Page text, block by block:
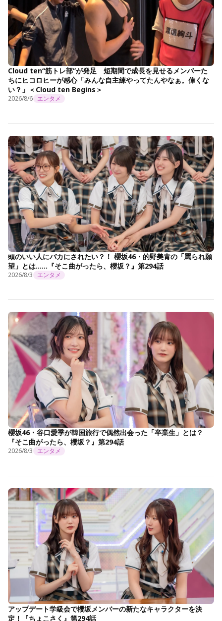
Cloud ten“筋トレ部”が発足 短期間で成長を見せるメンバーた
ちにヒコロヒーが感心「みんな自主練やってたんやなぁ。偉くな
い？」＜Cloud ten Begins＞
2026/8/6 エンタメ
頭のいい人にバカにされたい？！ 櫻坂46・的野美青の「罵られ願
望」とは……『そこ曲がったら、櫻坂？』第294話
2026/8/3 エンタメ
櫻坂46・谷口愛季が韓国旅行で偶然出会った「卒業生」とは？
『そこ曲がったら、櫻坂？』第294話
2026/8/3 エンタメ
アップデート学級会で櫻坂メンバーの新たなキャラクターを決
定！『ちょこさく』第294話